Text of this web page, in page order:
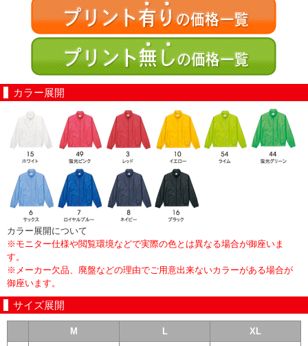
カラー展開
カラー展開について
※モニター仕様や閲覧環境などで実際の色とは異なる場合が御座いま
す。
※メーカー欠品、廃盤などの理由でご用意出来ないカラーがある場合が
御座います。
サイズ展開
M L XL